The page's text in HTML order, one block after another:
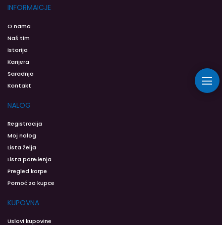
INFORMAICJE
O nama
Naš tim
Istorija
Karijera
Saradnja
Kontakt
NALOG
Registracija
Moj nalog
Lista želja
Lista poređenja
Pregled korpe
Pomoć za kupce
KUPOVNA
Uslovi kupovine